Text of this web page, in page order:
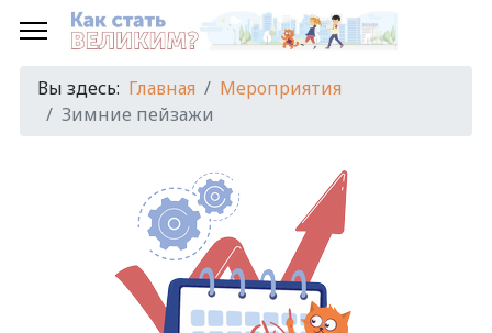
Вы здесь: Главная
Мероприятия
Зимние пейзажи
годмесяц
годмесяц